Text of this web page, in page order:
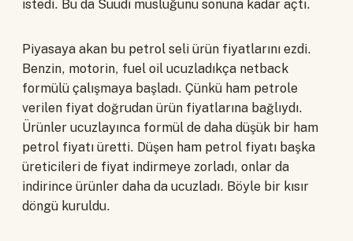
istedi. Bu da Suudi musluğunu sonuna kadar açtı.
Piyasaya akan bu petrol seli ürün fiyatlarını ezdi.
Benzin, motorin, fuel oil ucuzladıkça netback
formülü çalışmaya başladı. Çünkü ham petrole
verilen fiyat doğrudan ürün fiyatlarına bağlıydı.
Ürünler ucuzlayınca formül de daha düşük bir ham
petrol fiyatı üretti. Düşen ham petrol fiyatı başka
üreticileri de fiyat indirmeye zorladı, onlar da
indirince ürünler daha da ucuzladı. Böyle bir kısır
döngü kuruldu.